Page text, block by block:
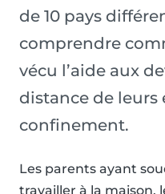
de 10 pays
comprendre
vécu l’aide aux
distance de leurs
confinement.
Les parents ayant
travailler à la maison,